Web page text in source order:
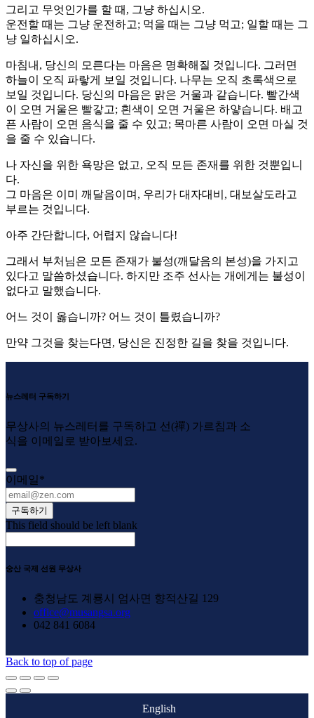
그리고 무엇인가를 할 때, 그냥 하십시오.
운전할 때는 그냥 운전하고; 먹을 때는 그냥 먹고; 일할 때는 그
냥 일하십시오.
마침내, 당신의 모른다는 마음은 명확해질 것입니다. 그러면
하늘이 오직 파랗게 보일 것입니다. 나무는 오직 초록색으로
보일 것입니다. 당신의 마음은 맑은 거울과 같습니다. 빨간색
이 오면 거울은 빨갛고; 흰색이 오면 거울은 하얗습니다. 배고
픈 사람이 오면 음식을 줄 수 있고; 목마른 사람이 오면 마실 것
을 줄 수 있습니다.
나 자신을 위한 욕망은 없고, 오직 모든 존재를 위한 것뿐입니
다.
그 마음은 이미 깨달음이며, 우리가 대자대비, 대보살도라고
부르는 것입니다.
아주 간단합니다, 어렵지 않습니다!
그래서 부처님은 모든 존재가 불성(깨달음의 본성)을 가지고
있다고 말씀하셨습니다. 하지만 조주 선사는 개에게는 불성이
없다고 말했습니다.
어느 것이 옳습니까? 어느 것이 틀렸습니까?
만약 그것을 찾는다면, 당신은 진정한 길을 찾을 것입니다.
뉴스레터 구독하기
무상사의 뉴스레터를 구독하고 선(禪) 가르침과 소
식을 이메일로 받아보세요.
이메일 *
구독하기
This field should be left blank
숭산 국제 선원 무상사
충청남도 계룡시 엄사면 향적산길 129
office@musangsa.org
042 841 6084
Back to top of page
English